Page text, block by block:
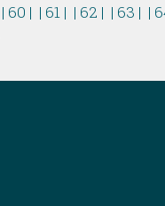
| 60 | | 61 | | 62 | | 63 | |